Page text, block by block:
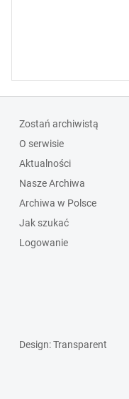
Zostań archiwistą
O serwisie
Aktualności
Nasze Archiwa
Archiwa w Polsce
Jak szukać
Logowanie
Design: Transparent